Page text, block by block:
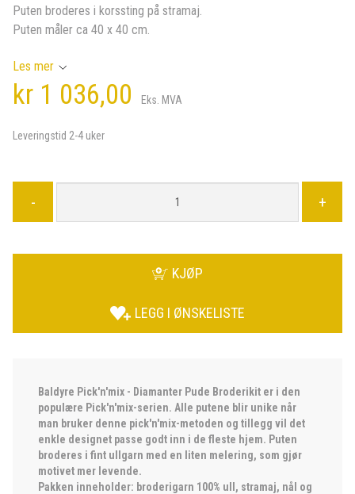
Puten broderes i korssting på stramaj.
Puten måler ca 40 x 40 cm.
Les mer
kr 1 036,00 Eks. MVA
Leveringstid 2-4 uker
- +
KJØP
LEGG I ØNSKELISTE
Baldyre Pick'n'mix - Diamanter Pude Broderikit er i den
populære Pick'n'mix-serien. Alle putene blir unike når
man bruker denne pick'n'mix-metoden og tillegg vil det
enkle designet passe godt inn i de fleste hjem. Puten
broderes i fint ullgarn med en liten melering, som gjør
motivet mer levende.
Pakken inneholder: broderigarn 100% ull, stramaj, nål og